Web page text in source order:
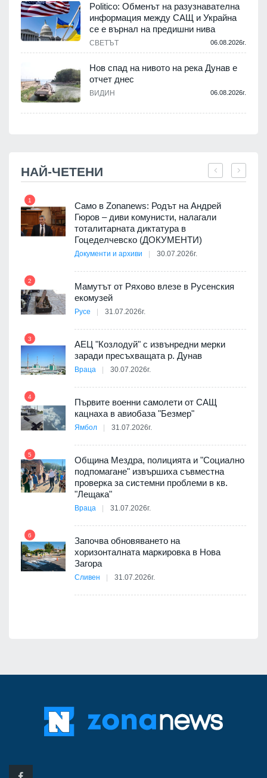
Politico: Обменът на разузнавателна
информация между САЩ и Украйна
се е върнал на предишни нива
СВЕТЪТ 06.08.2026г.
Нов спад на нивото на река Дунав е
отчет днес
ВИДИН 06.08.2026г.
НАЙ-ЧЕТЕНИ
1
Само в Zonanews: Родът на Андрей
Гюров – диви комунисти, налагали
тоталитарната диктатура в
Гоцеделчевско (ДОКУМЕНТИ)
Документи и архиви 30.07.2026г.
2
Мамутът от Ряхово влезе в Русенския
екомузей
Русе 31.07.2026г.
3
АЕЦ "Козлодуй" с извънредни мерки
заради пресъхващата р. Дунав
Враца 30.07.2026г.
4
Първите военни самолети от САЩ
кацнаха в авиобаза "Безмер"
Ямбол 31.07.2026г.
5
Община Мездра, полицията и "Социално
подпомагане" извършиха съвместна
проверка за системни проблеми в кв.
"Лещака"
Враца 31.07.2026г.
6
Започва обновяването на
хоризонталната маркировка в Нова
Загора
Сливен 31.07.2026г.